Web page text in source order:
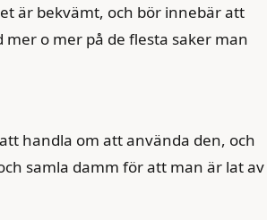
är bekvämt, och bör innebär att
o mer på de flesta saker man
handla om att använda den, och
samla damm för att man är lat av